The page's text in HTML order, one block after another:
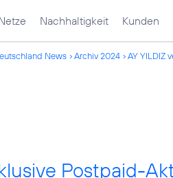
Nachhaltigkeit Kunden
News Archiv 2024 AY YILDIZ
Postpaid-